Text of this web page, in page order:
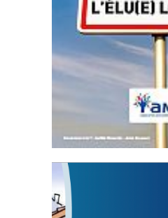
Statut de l’élu local
3 avril 2024
Mise à jour avril 2024